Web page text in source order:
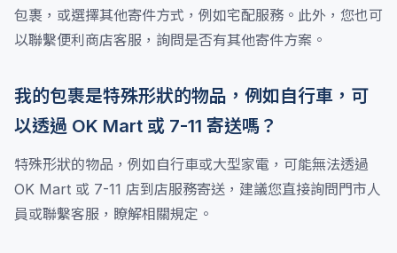
包裹，或選擇其他寄件方式，例如宅配服務。此外，您也可
以聯繫便利商店客服，詢問是否有其他寄件方案。
我的包裹是特殊形狀的物品，例如自行車，可
以透過 OK Mart 或 7-11 寄送嗎？
特殊形狀的物品，例如自行車或大型家電，可能無法透過
OK Mart 或 7-11 店到店服務寄送，建議您直接詢問門市人
員或聯繫客服，瞭解相關規定。